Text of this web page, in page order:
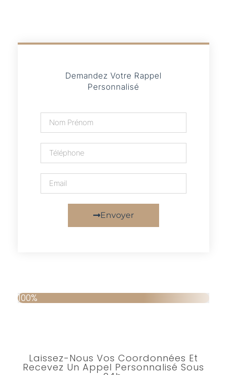
Demandez Votre Rappel
Personnalisé
Envoyer
100%
Laissez-Nous Vos Coordonnées Et
Recevez Un Appel Personnalisé Sous